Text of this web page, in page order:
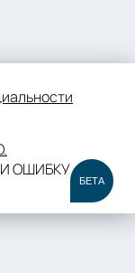
ОШИБКУ
БЕТА